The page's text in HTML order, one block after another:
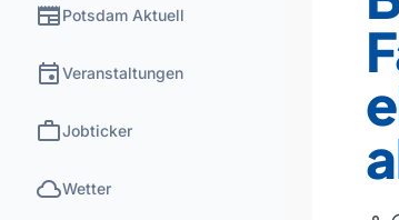
newspaperPotsdam Aktuell
eventVeranstaltungen
workJobticker
cloudWetter